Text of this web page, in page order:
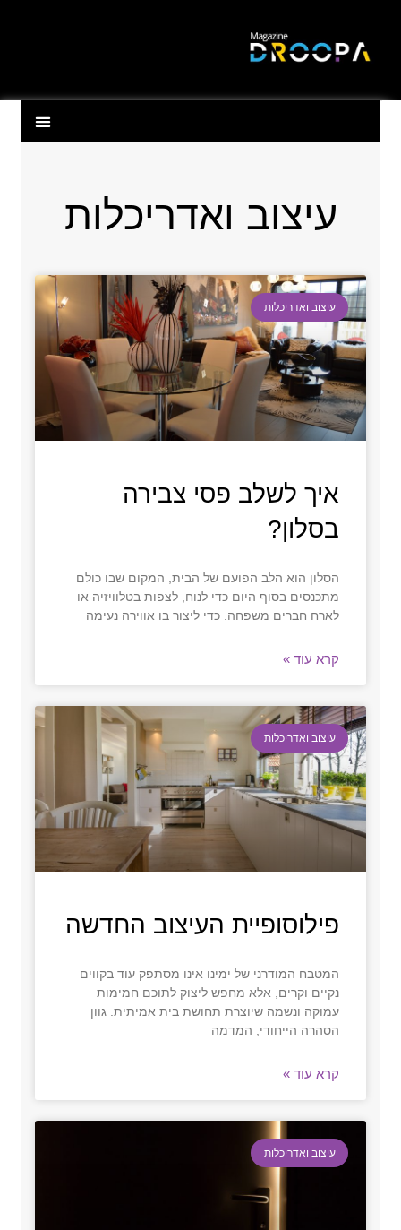
עיצוב ואדריכלות
עיצוב ואדריכלות
איך לשלב פסי צבירה
בסלון?
הסלון הוא הלב הפועם של הבית, המקום שבו כולם
מתכנסים בסוף היום כדי לנוח, לצפות בטלוויזיה או
לארח חברים משפחה. כדי ליצור בו אווירה נעימה
קרא עוד »
עיצוב ואדריכלות
פילוסופיית העיצוב החדשה
המטבח המודרני של ימינו אינו מסתפק עוד בקווים
נקיים וקרים, אלא מחפש ליצוק לתוכם חמימות
עמוקה ונשמה שיוצרת תחושת בית אמיתית. גוון
הסהרה הייחודי, המדמה
קרא עוד »
עיצוב ואדריכלות